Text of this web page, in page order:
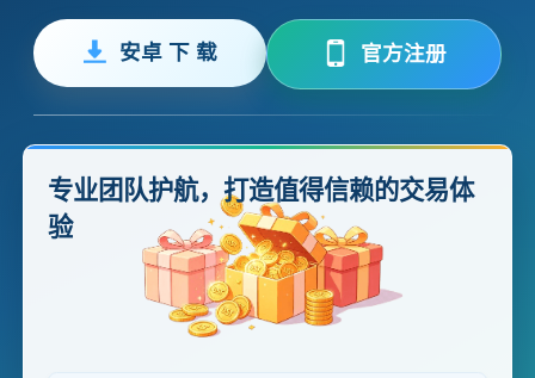
安卓 下 载 官方注册
专业团队护航，打造值得信赖的交易体
验